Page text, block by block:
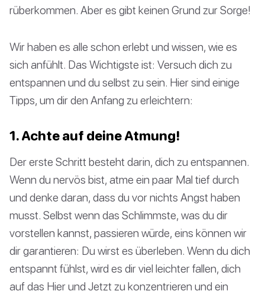
rüberkommen. Aber es gibt keinen Grund zur Sorge!
Wir haben es alle schon erlebt und wissen, wie es
sich anfühlt. Das Wichtigste ist: Versuch dich zu
entspannen und du selbst zu sein. Hier sind einige
Tipps, um dir den Anfang zu erleichtern:
1. Achte auf deine Atmung!
Der erste Schritt besteht darin, dich zu entspannen.
Wenn du nervös bist, atme ein paar Mal tief durch
und denke daran, dass du vor nichts Angst haben
musst. Selbst wenn das Schlimmste, was du dir
vorstellen kannst, passieren würde, eins können wir
dir garantieren: Du wirst es überleben. Wenn du dich
entspannt fühlst, wird es dir viel leichter fallen, dich
auf das Hier und Jetzt zu konzentrieren und ein